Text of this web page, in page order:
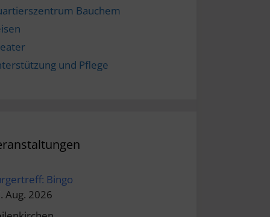
Bauchem
und Pflege
Bingo
Aug. 2026